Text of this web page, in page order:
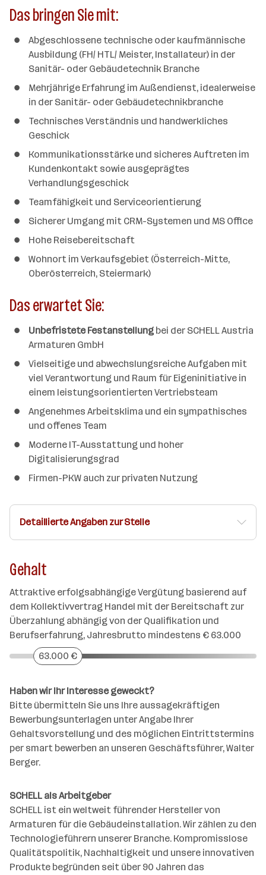
Das bringen Sie mit:
Abgeschlossene technische oder kaufmännische
Ausbildung (FH/ HTL/ Meister, Installateur) in der
Sanitär- oder Gebäudetechnik Branche
Mehrjährige Erfahrung im Außendienst, idealerweise
in der Sanitär- oder Gebäudetechnikbranche
Technisches Verständnis und handwerkliches
Geschick
Kommunikationsstärke und sicheres Auftreten im
Kundenkontakt sowie ausgeprägtes
Verhandlungsgeschick
Teamfähigkeit und Serviceorientierung
Sicherer Umgang mit CRM-Systemen und MS Office
Hohe Reisebereitschaft
Wohnort im Verkaufsgebiet (Österreich-Mitte,
Oberösterreich, Steiermark)
Das erwartet Sie:
Unbefristete Festanstellung bei der SCHELL Austria
Armaturen GmbH
Vielseitige und abwechslungsreiche Aufgaben mit
viel Verantwortung und Raum für Eigeninitiative in
einem leistungsorientierten Vertriebsteam
Angenehmes Arbeitsklima und ein sympathisches
und offenes Team
Moderne IT-Ausstattung und hoher
Digitalisierungsgrad
Firmen-PKW auch zur privaten Nutzung
Detaillierte Angaben zur Stelle
Gehalt
Attraktive erfolgsabhängige Vergütung basierend auf
dem Kollektivvertrag Handel mit der Bereitschaft zur
Überzahlung abhängig von der Qualifikation und
Berufserfahrung, Jahresbrutto mindestens € 63.000
63.000 €
Haben wir Ihr Interesse geweckt?
Bitte übermitteln Sie uns Ihre aussagekräftigen
Bewerbungsunterlagen unter Angabe Ihrer
Gehaltsvorstellung und des möglichen Eintrittstermins
per smart bewerben an unseren Geschäftsführer, Walter
Berger.
SCHELL als Arbeitgeber
SCHELL ist ein weltweit führender Hersteller von
Armaturen für die Gebäudeinstallation. Wir zählen zu den
Technologieführern unserer Branche. Kompromisslose
Qualitätspolitik, Nachhaltigkeit und unsere innovativen
Produkte begründen seit über 90 Jahren das